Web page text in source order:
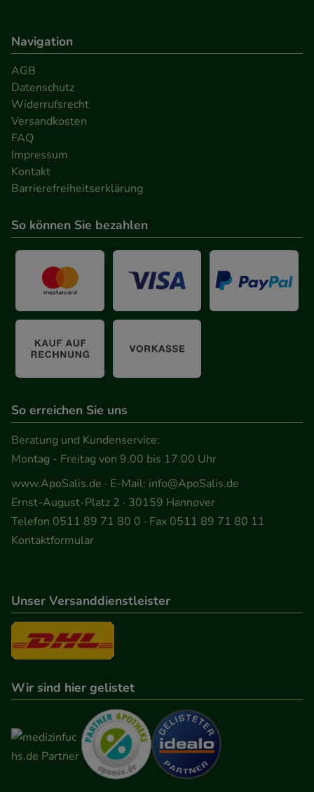
Navigation
AGB
Datenschutz
Widerrufsrecht
Versandkosten
FAQ
Impressum
Kontakt
Barrierefreiheitserklärung
So können Sie bezahlen
So erreichen Sie uns
Beratung und Kundenservice:
Montag - Freitag von 9.00 bis 17.00 Uhr
www.ApoSalis.de · E-Mail: info@ApoSalis.de
Ernst-August-Platz 2 · 30159 Hannover
Telefon 0511 89 71 80 0 · Fax 0511 89 71 80 11
Kontaktformular
Unser Versanddienstleister
Wir sind hier gelistet